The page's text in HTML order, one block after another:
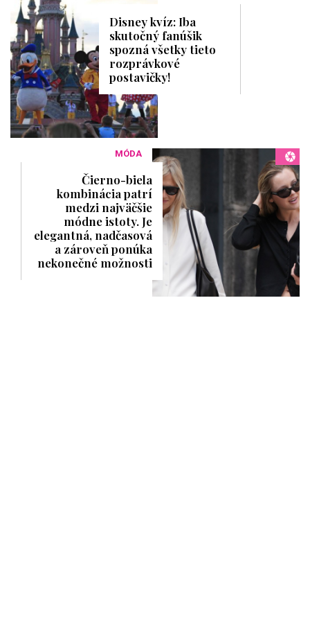
Disney kvíz: Iba
skutočný fanúšik
spozná všetky tieto
rozprávkové
postavičky!
MÓDA
Čierno-biela
kombinácia patrí
medzi najväčšie
módne istoty. Je
elegantná, nadčasová
a zároveň ponúka
nekonečné možnosti